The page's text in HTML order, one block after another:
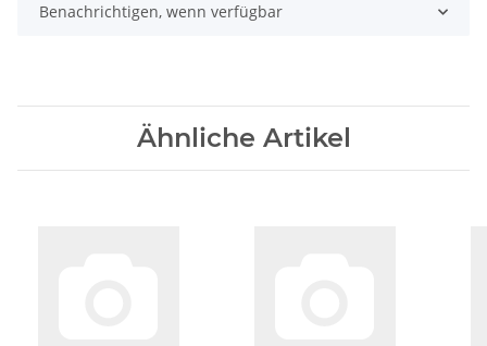
Benachrichtigen, wenn verfügbar
Ähnliche Artikel